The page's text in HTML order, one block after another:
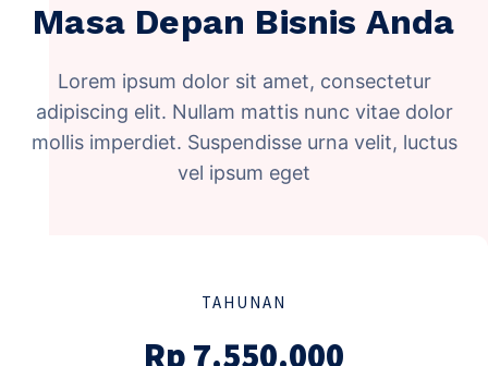
Masa Depan Bisnis Anda
Lorem ipsum dolor sit amet, consectetur
adipiscing elit. Nullam mattis nunc vitae dolor
mollis imperdiet. Suspendisse urna velit, luctus
vel ipsum eget
TAHUNAN
Rp 7.550.000